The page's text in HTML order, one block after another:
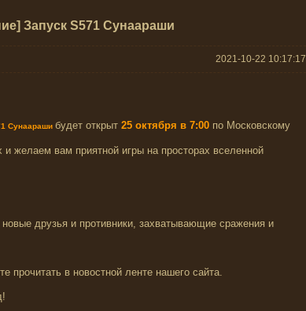
Запуск S571 Сунаараши
2021-10-22 10:17:17
Сунаараши будет открыт 25 октября в 7:00 по Московскому
желаем вам приятной игры на просторах вселенной
друзья и противники, захватывающие сражения и
прочитать в новостной ленте нашего сайта.